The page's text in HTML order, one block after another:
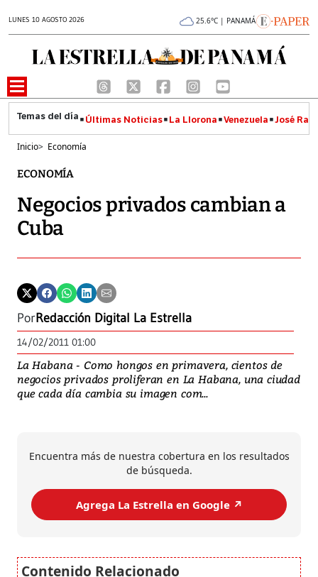
LUNES 10 AGOSTO 2026 25.6°C | PANAMÁ
Últimas Noticias La Llorona Venezuela José
Inicio> Economía
ECONOMÍA
Negocios privados cambian a
Cuba
PorRedacción Digital La Estrella
14/02/2011 01:00
La Habana - Como hongos en primavera, cientos de
negocios privados proliferan en La Habana, una ciudad
que cada día cambia su imagen com...
Encuentra más de nuestra cobertura en los resultados
de búsqueda.
Agrega La Estrella en Google ↗️